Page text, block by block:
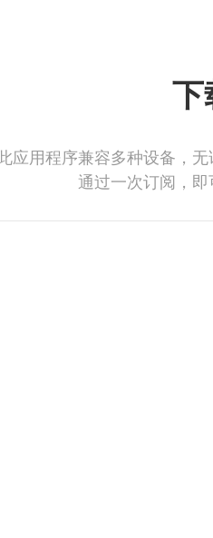
下
应用程序兼容多种设备，
通过一次订阅，即